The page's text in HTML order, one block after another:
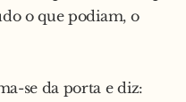
o que podiam, o
se da porta e diz: